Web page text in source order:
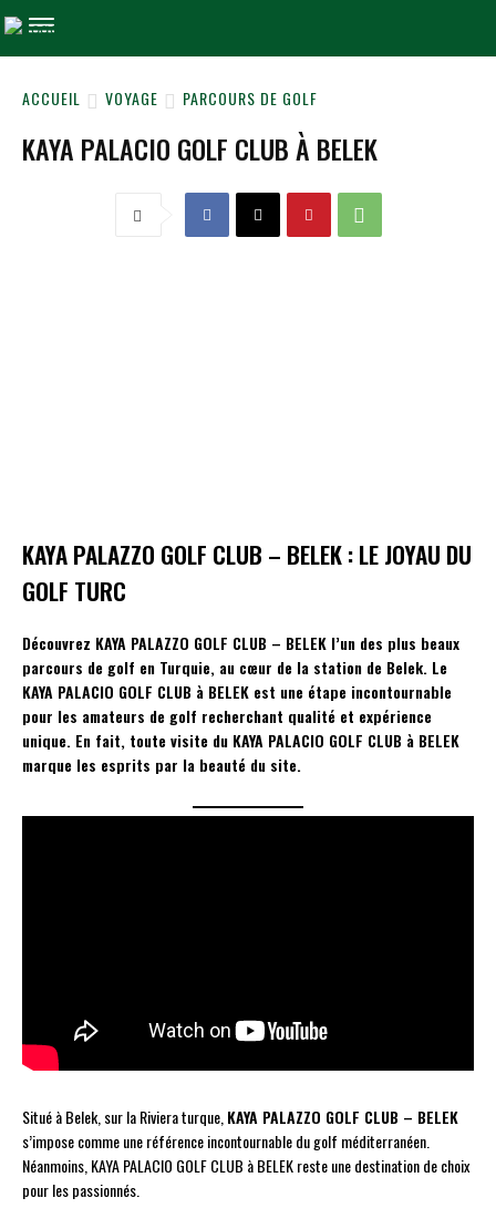
ACCUEIL VOYAGE PARCOURS DE GOLF
KAYA PALACIO GOLF CLUB À BELEK
KAYA PALAZZO GOLF CLUB – BELEK : LE JOYAU DU
GOLF TURC
Découvrez KAYA PALAZZO GOLF CLUB – BELEK l’un des plus beaux
parcours de golf en Turquie, au cœur de la station de Belek. Le
KAYA PALACIO GOLF CLUB à BELEK est une étape incontournable
pour les amateurs de golf recherchant qualité et expérience
unique. En fait, toute visite du KAYA PALACIO GOLF CLUB à BELEK
marque les esprits par la beauté du site.
Situé à Belek, sur la Riviera turque, KAYA PALAZZO GOLF CLUB – BELEK
s’impose comme une référence incontournable du golf méditerranéen.
Néanmoins, KAYA PALACIO GOLF CLUB à BELEK reste une destination de choix
pour les passionnés.